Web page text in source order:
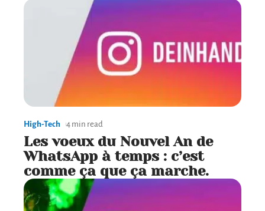
High-Tech 4 min read
Les voeux du Nouvel An de
WhatsApp à temps : c’est
comme ça que ça marche.